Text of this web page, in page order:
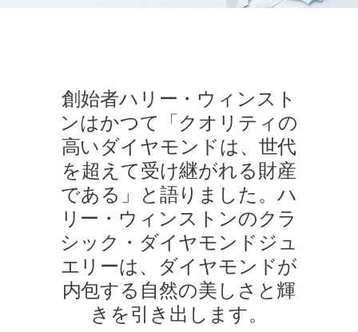
創始者ハリー・ウィンスト
ンはかつて「クオリティの
高いダイヤモンドは、世代
を超えて受け継がれる財産
である」と語りました。ハ
リー・ウィンストンのクラ
シック・ダイヤモンドジュ
エリーは、ダイヤモンドが
内包する自然の美しさと輝
きを引き出します。